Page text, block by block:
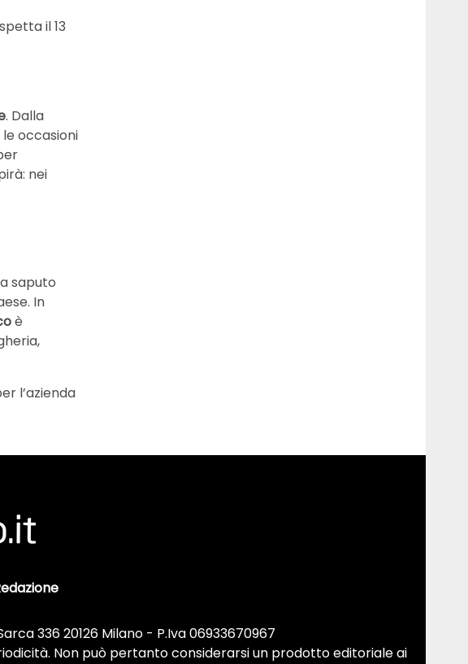
il 13
. Dalla
occasioni
nei
saputo
In
è
l’azienda
336 20126 Milano - P.Iva 06933670967
Non può pertanto considerarsi un prodotto editoriale ai